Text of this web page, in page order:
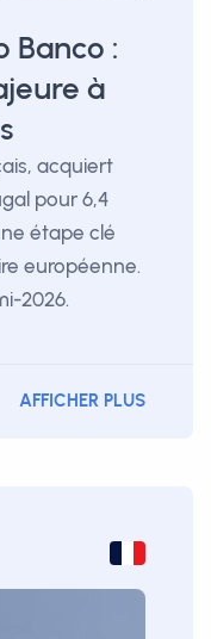
Banco :
à
acquiert
pour 6,4
étape clé
européenne.
2026.
AFFICHER PLUS